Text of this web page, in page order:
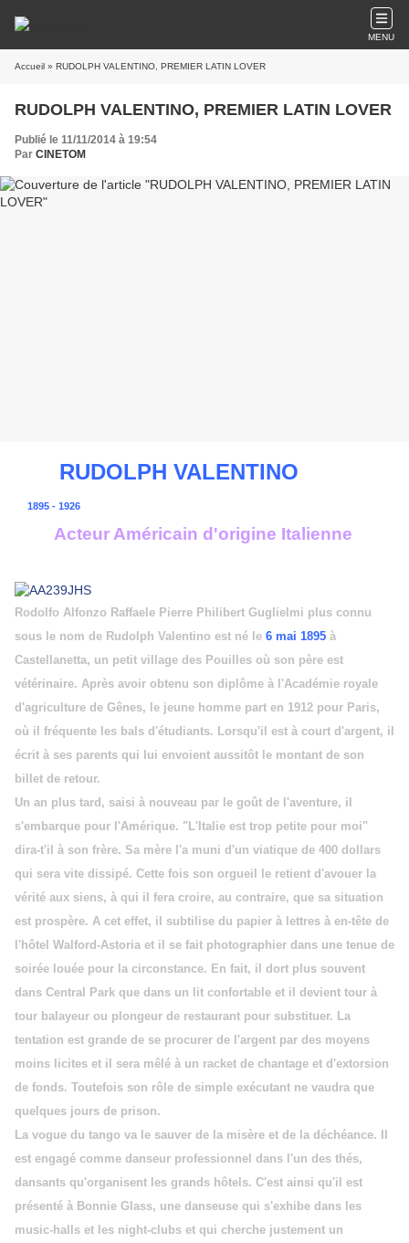
MENU
Accueil » RUDOLPH VALENTINO, PREMIER LATIN LOVER
RUDOLPH VALENTINO, PREMIER LATIN LOVER
Publié le 11/11/2014 à 19:54
Par CINETOM
RUDOLPH VALENTINO
1895 - 1926
Acteur Américain d'origine Italienne
Rodolfo Alfonzo Raffaele Pierre Philibert Guglielmi plus connu
sous le nom de Rudolph Valentino est né le 6 mai 1895 à
Castellanetta, un petit village des Pouilles où son père est
vétérinaire. Après avoir obtenu son diplôme à l'Académie royale
d'agriculture de Gênes, le jeune homme part en 1912 pour Paris,
où il fréquente les bals d'étudiants. Lorsqu'il est à court d'argent, il
écrit à ses parents qui lui envoient aussitôt le montant de son
billet de retour.
Un an plus tard, saisi à nouveau par le goût de l'aventure, il
s'embarque pour l'Amérique. "L'Italie est trop petite pour moi"
dira-t'il à son frère. Sa mère l'a muni d'un viatique de 400 dollars
qui sera vite dissipé. Cette fois son orgueil le retient d'avouer la
vérité aux siens, à qui il fera croire, au contraire, que sa situation
est prospère. A cet effet, il subtilise du papier à lettres à en-tête de
l'hôtel Walford-Astoria et il se fait photographier dans une tenue de
soirée louée pour la circonstance. En fait, il dort plus souvent
dans Central Park que dans un lit confortable et il devient tour à
tour balayeur ou plongeur de restaurant pour substituer. La
tentation est grande de se procurer de l'argent par des moyens
moins licites et il sera mêlé à un racket de chantage et d'extorsion
de fonds. Toutefois son rôle de simple exécutant ne vaudra que
quelques jours de prison.
La vogue du tango va le sauver de la misère et de la déchéance. Il
est engagé comme danseur professionnel dans l'un des thés,
dansants qu'organisent les grands hôtels. C'est ainsi qu'il est
présenté à Bonnie Glass, une danseuse qui s'exhibe dans les
music-halls et les night-clubs et qui cherche justement un